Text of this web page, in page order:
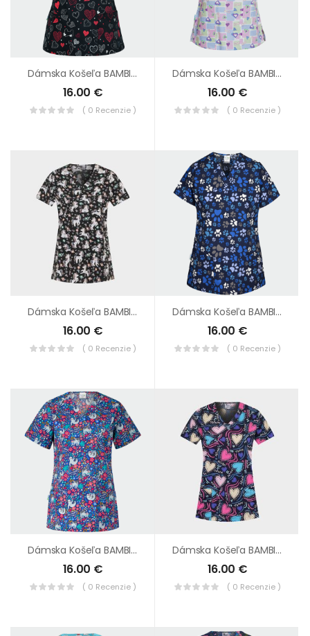
Dámska Košeľa BAMBINA Čierna Srdcia
16.00 €
( 0 Recenzie )
Dámska Košeľa BAMBINA Fialová Srdiečka
16.00 €
( 0 Recenzie )
Dámska Košeľa BAMBINA Jednorožec
16.00 €
( 0 Recenzie )
Dámska Košeľa BAMBINA Labky
16.00 €
( 0 Recenzie )
Dámska Košeľa BAMBINA Leňochod
16.00 €
( 0 Recenzie )
Dámska Košeľa BAMBINA Modré Srdcia
16.00 €
( 0 Recenzie )